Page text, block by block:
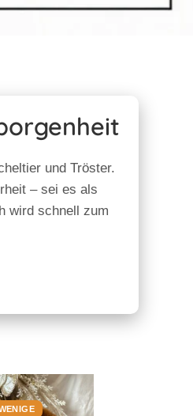
und Tröster.
– sei es als
wird schnell zum